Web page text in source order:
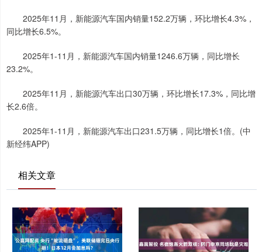
2025年11月，新能源汽车国内销量152.2万辆，环比增长4.3%，
同比增长6.5%。
2025年1-11月，新能源汽车国内销量1246.6万辆，同比增长
23.2%。
2025年11月，新能源汽车出口30万辆，环比增长17.3%，同比增
长2.6倍。
2025年1-11月，新能源汽车出口231.5万辆，同比增长1倍。(中
新经纬APP)
相关文章